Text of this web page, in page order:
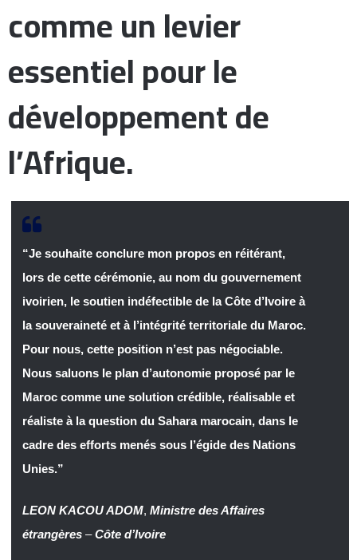
comme un levier
essentiel pour le
développement de
l’Afrique.
“Je souhaite conclure mon propos en réitérant,
lors de cette cérémonie, au nom du gouvernement
ivoirien, le soutien indéfectible de la Côte d’Ivoire à
la souveraineté et à l’intégrité territoriale du Maroc.
Pour nous, cette position n’est pas négociable.
Nous saluons le plan d’autonomie proposé par le
Maroc comme une solution crédible, réalisable et
réaliste à la question du Sahara marocain, dans le
cadre des efforts menés sous l’égide des Nations
Unies.”
LEON KACOU ADOM, Ministre des Affaires
étrangères–Côte d’Ivoire